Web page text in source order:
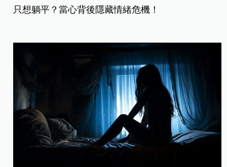
只想躺平？當心背後隱藏情緒危機！